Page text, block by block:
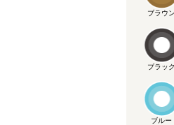
ブラウン
ブラック
ブルー
メーカ